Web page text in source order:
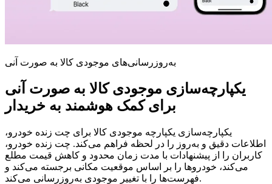
به‌روزرسانی‌های موجودی کالا به صورت آنی
یکپارچه‌سازی موجودی کالا به صورت آنی
برای کمک هوشمند به خریدار
یکپارچه‌سازی یکپارچه موجودی کالا برای چت زنده خودرو،
اطلاعات دقیق و به‌روز را در لحظه فراهم می‌کند. چت زنده خودرو،
کاربران را از پیشنهادات با مدت زمان محدود و کاهش قیمت مطلع
می‌کند، خودروها را بر اساس موقعیت مکانی برجسته می‌کند و
فهرست‌ها را با تغییر موجودی به‌روزرسانی می‌کند.